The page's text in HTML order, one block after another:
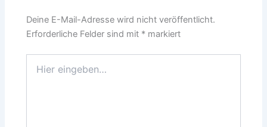
Deine E-Mail-Adresse wird nicht veröffentlicht.
Erforderliche Felder sind mit * markiert
eingeben…